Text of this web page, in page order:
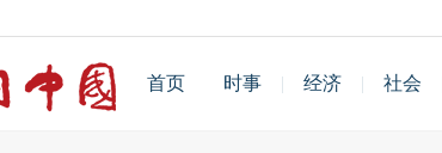
首页 时事 | 经济 | 社会